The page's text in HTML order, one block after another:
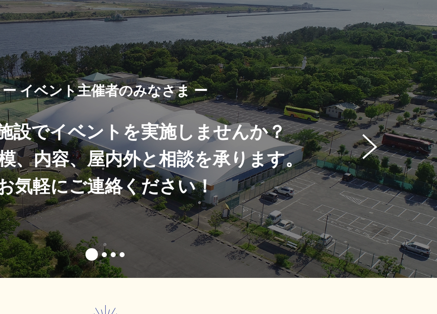
ー イベント主催者のみなさま ー
設でイベントを実施しませんか？
、内容、屋内外と相談を承ります。
気軽にご連絡ください！